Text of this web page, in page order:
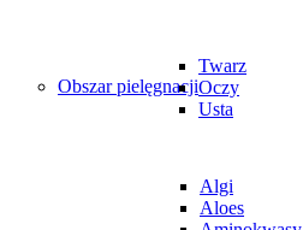
Obszar pielęgnacji
Twarz
Oczy
Usta
Algi
Aloes